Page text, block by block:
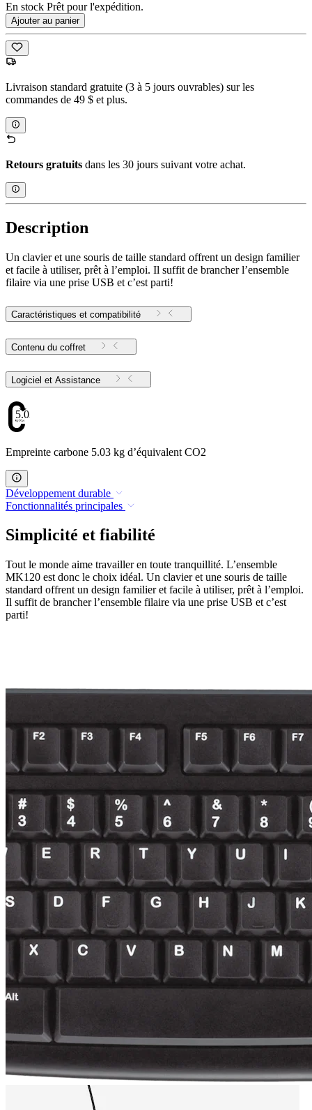
En stock Prêt pour l'expédition.
Ajouter au panier
Livraison standard gratuite (3 à 5 jours ouvrables) sur les
commandes de 49 $ et plus.
Retours gratuits dans les 30 jours suivant votre achat.
Description
Un clavier et une souris de taille standard offrent un design familier
et facile à utiliser, prêt à l’emploi. Il suffit de brancher l’ensemble
filaire via une prise USB et c’est parti!
Caractéristiques et compatibilité
Contenu du coffret
Logiciel et Assistance
5.03
Empreinte carbone 5.03 kg d’équivalent CO2
Développement durable
Fonctionnalités principales
Simplicité et fiabilité
Tout le monde aime travailler en toute tranquillité. L’ensemble
MK120 est donc le choix idéal. Un clavier et une souris de taille
standard offrent un design familier et facile à utiliser, prêt à l’emploi.
Il suffit de brancher l’ensemble filaire via une prise USB et c’est
parti!